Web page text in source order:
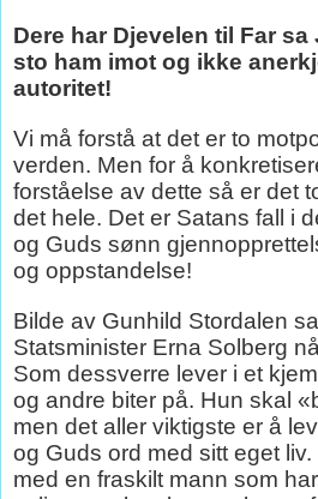
Dere har Djevelen til Far
sto ham imot og ikke
autoritet!
Vi må forstå at det er to
verden. Men for å
forståelse av dette så er det
det hele. Det er Satans fall i
og Guds sønn
og oppstandelse!
Bilde av Gunhild Stordalen
Statsminister Erna Solberg
Som dessverre lever i et
og andre biter på. Hun skal
men det aller viktigste er å
og Guds ord med sitt eget
med en fraskilt mann som